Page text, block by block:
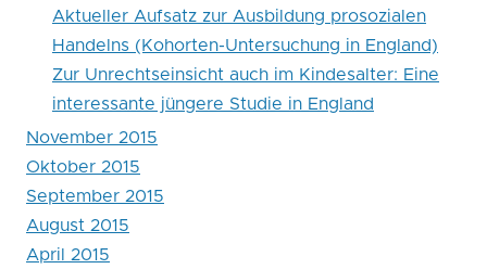
Aktueller Aufsatz zur Ausbildung prosozialen
Handelns (Kohorten-Untersuchung in England)
Zur Unrechtseinsicht auch im Kindesalter: Eine
interessante jüngere Studie in England
November 2015
Oktober 2015
September 2015
August 2015
April 2015